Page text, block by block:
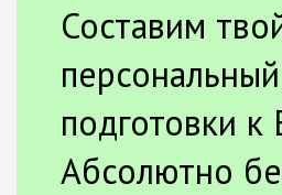
Составим
подготовки к
Абсолютно